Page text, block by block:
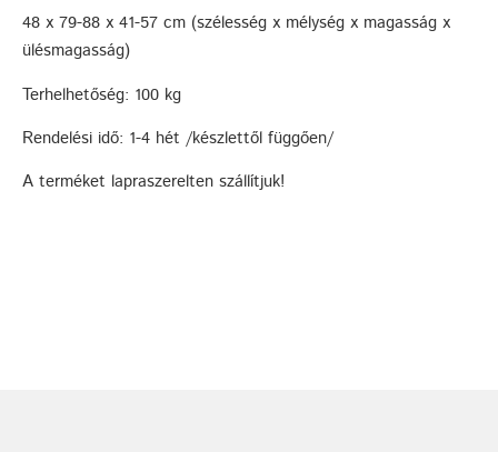
48 x 79-88 x 41-57 cm (szélesség x mélység x magasság x
ülésmagasság)
Terhelhetőség: 100 kg
Rendelési idő: 1-4 hét /készlettől függően/
A terméket lapraszerelten szállítjuk!